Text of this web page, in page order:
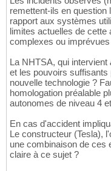
remettent-ils en question
rapport aux systèmes
limites actuelles de cette
complexes ou
La NHTSA, qui intervient
et les pouvoirs
nouvelle technologie ?
homologation préalable
autonomes de niveau 4
En cas d'accident
Le constructeur (Tesla),
une combinaison de ces
claire à ce sujet ?